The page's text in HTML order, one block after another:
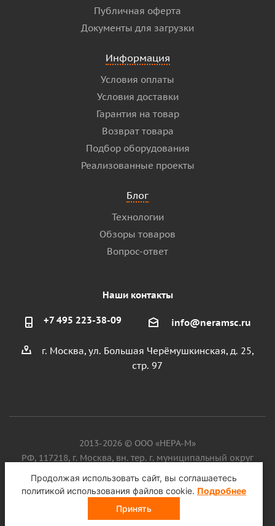
Публичная оферта
Документы для загрузки
Информация
Условия оплаты
Условия доставки
Гарантия на товар
Возврат товара
Подбор оборудования
Реализованные проекты
Блог
Технологии
Обзоры товаров
Вопрос-ответ
Наши контакты
+7 495 223-38-09 info@neramsc.ru
г. Москва, ул. Большая Черёмушкинская, д. 25,
стр. 97
2013-2026 © ООО «НЕРА-М»
РФ, 117218, г. Москва, вн. тер. г. муниципальный округ
Котловка, ул. Большая Черёмушкинская, д. 25, стр. 97, ИНН
9718086924, ОГРН 1187746099750
Продолжая использовать сайт, вы соглашаетесь
политикой использования файлов cookie. Подробнее
Принять